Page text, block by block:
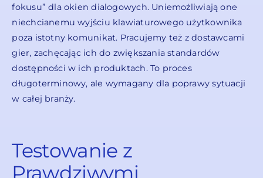
fokusu” dla okien dialogowych. Uniemożliwiają one
niechcianemu wyjściu klawiaturowego użytkownika
poza istotny komunikat. Pracujemy też z dostawcami
gier, zachęcając ich do zwiększania standardów
dostępności w ich produktach. To proces
długoterminowy, ale wymagany dla poprawy sytuacji
w całej branży.
Testowanie z
Prawdziwymi